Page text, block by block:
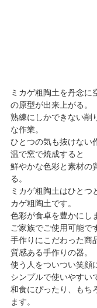
ミカゲ粗陶土を丹念に
の原型が出来上がる。
熟練にしかできない削
な作業。
ひとつの気も抜けない
温で窯で焼成すると
鮮やかな色彩と素材の
る。
ミカゲ粗陶土はひとつ
カゲ粗陶土です。
色彩が食卓を豊かにし
ご家族でご使用可能で
手作りにこだわった商
質感ある手作りの器。
使う人をついつい笑顔
シンプルで使いやすい
和食にぴったり、もち
ます。